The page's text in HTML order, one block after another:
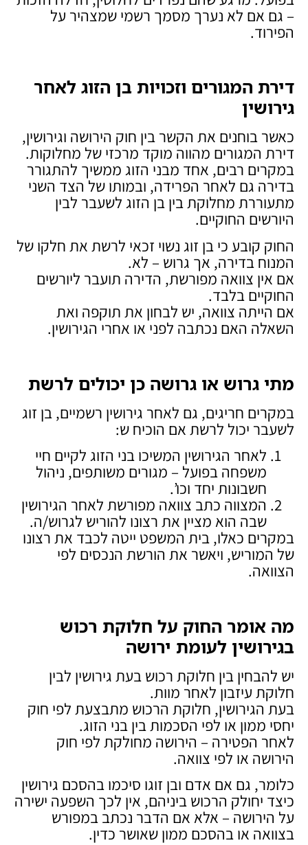
– גם אם לא נערך מסמך רשמי שמצהיר על
הפירוד.
דירת המגורים וזכויות בן הזוג לאחר
גירושין
כאשר בוחנים את הקשר בין חוק הירושה וגירושין,
דירת המגורים מהווה מוקד מרכזי של מחלוקות.
במקרים רבים, אחד מבני הזוג ממשיך להתגורר
בדירה גם לאחר הפרידה, ובמותו של הצד השני
מתעוררת מחלוקת בין בן הזוג לשעבר לבין
היורשים החוקיים.
החוק קובע כי בן זוג נשוי זכאי לרשת את חלקו של
המנוח בדירה, אך גרוש – לא.
אם אין צוואה מפורשת, הדירה תועבר ליורשים
החוקיים בלבד.
אם הייתה צוואה, יש לבחון את תוקפה ואת
השאלה האם נכתבה לפני או אחרי הגירושין.
מתי גרוש או גרושה כן יכולים לרשת
במקרים חריגים, גם לאחר גירושין רשמיים, בן זוג
לשעבר יכול לרשת אם הוכיח ש:
לאחר הגירושין המשיכו בני הזוג לקיים חיי
משפחה בפועל – מגורים משותפים, ניהול
חשבונות יחד וכו’.
המצווה כתב צוואה מפורשת לאחר הגירושין
שבה הוא מציין את רצונו להוריש לגרוש/ה.
במקרים כאלו, בית המשפט ייטה לכבד את רצונו
של המוריש, ויאשר את הורשת הנכסים לפי
הצוואה.
מה אומר החוק על חלוקת רכוש
בגירושין לעומת ירושה
יש להבחין בין חלוקת רכוש בעת גירושין לבין
חלוקת עיזבון לאחר מוות.
בעת הגירושין, חלוקת הרכוש מתבצעת לפי חוק
יחסי ממון או לפי הסכמות בין בני הזוג.
לאחר הפטירה – הירושה מחולקת לפי חוק
הירושה או לפי צוואה.
כלומר, גם אם אדם ובן זוגו סיכמו בהסכם גירושין
כיצד יחולק הרכוש ביניהם, אין לכך השפעה ישירה
על הירושה – אלא אם הדבר נכתב במפורש
בצוואה או בהסכם ממון שאושר כדין.